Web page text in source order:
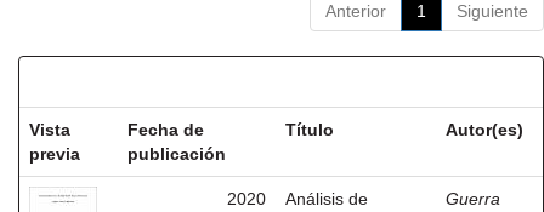
Anterior 1 Siguiente
Vista
previa
Fecha de
publicación
Título Autor(es)
2020
Análisis de
Guerra